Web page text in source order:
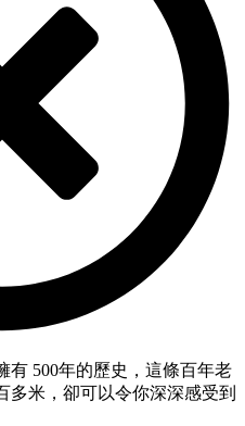
有 500年的歷史，這條百年老
多米，卻可以令你深深感受到